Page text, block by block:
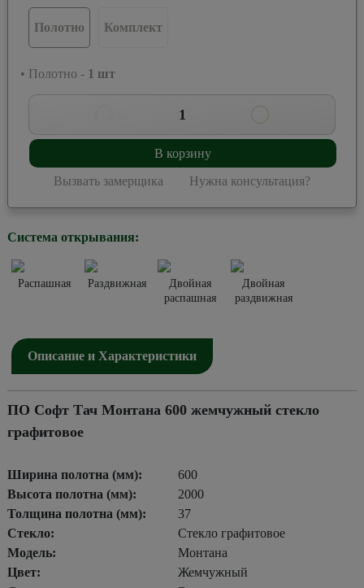
Полотно Комплект
• Полотно - 1 шт
1
В корзину
Вызвать замерщика Нужна консультация?
Система открывания:
Распашная Раздвижная
Двойная
распашная
Двойная
раздвижная
Описание и Характеристики
ПО Софт Тач Монтана 600 жемчужный стекло
графитовое
Ширина полотна (мм):
600
Высота полотна (мм):
2000
Толщина полотна (мм):
37
Стекло:
Стекло графитовое
Модель:
Монтана
Цвет:
Жемчужный